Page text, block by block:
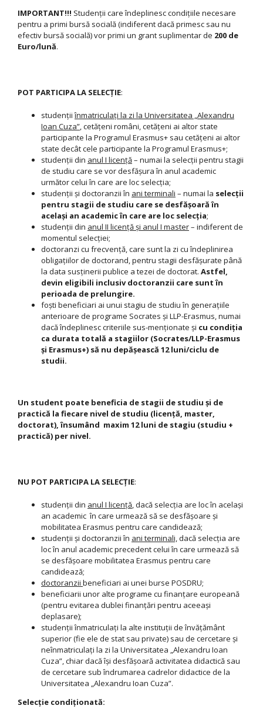
IMPORTANT!!! Studenţii care îndeplinesc condițiile necesare
pentru a primi bursă socială (indiferent dacă primesc sau nu
efectiv bursă socială) vor primi un grant suplimentar de 200 de
Euro/lună.
POT PARTICIPA LA SELECŢIE:
studenţiiînmatriculaţi la zi la Universitatea „Alexandru
Ioan Cuza”, cetăţeni români, cetăţeni ai altor state
participante la Programul Erasmus+ sau cetăţeni ai altor
state decât cele participante la Programul Erasmus+;
studenţii din anul I licenţă– numai la selecţii pentru stagii
de studiu care se vor desfăşura în anul academic
următor celui în care are loc selecţia;
studenţii şi doctoranzii în ani terminali – numai la selecţii
pentru stagii de studiu care se desfăşoară în
acelaşi an academic în care are loc selecţia;
studenţii din anul II licenţă şi anul I master– indiferent de
momentul selecţiei;
doctoranzi cu frecvență, care sunt la zi cu îndeplinirea
obligațiilor de doctorand, pentru stagii desfășurate până
la data susținerii publice a tezei de doctorat. Astfel,
devin eligibili inclusiv doctoranzii care sunt în
perioada de prelungire.
foști beneficiari ai unui stagiu de studiu în generațiile
anterioare de programe Socrates şi LLP-Erasmus, numai
dacă îndeplinesc criteriile sus-menționate și cu condiția
ca durata totală a stagiilor (Socrates/LLP-Erasmus
şi Erasmus+) să nu depășească 12 luni/ciclu de
studii.
Un student poate beneficia de stagii de studiu şi de
practică la fiecare nivel de studiu (licenţă, master,
doctorat), însumând maxim 12 luni de stagiu (studiu +
practică) per nivel.
NU POT PARTICIPA LA SELECŢIE:
studenţii din anul I licenţă, dacă selecţia are loc în acelaşi
an academic în care urmează să se desfăşoare şi
mobilitatea Erasmus pentru care candidează;
studenţii şi doctoranzii în ani terminali,dacă selecţia are
loc în anul academic precedent celui în care urmează să
se desfăşoare mobilitatea Erasmus pentru care
candidează;
doctoranzii beneficiari ai unei burse POSDRU;
beneficiarii unor alte programe cu finanţare europeană
(pentru evitarea dublei finanţări pentru aceeaşi
deplasare);
studenţii înmatriculaţi la alte instituţii de învăţământ
superior (fie ele de stat sau private) sau de cercetare şi
neînmatriculaţi la zi la Universitatea „Alexandru Ioan
Cuza”, chiar dacă îşi desfăşoară activitatea didactică sau
de cercetare sub îndrumarea cadrelor didactice de la
Universitatea „Alexandru Ioan Cuza”.
Selecție condiționată: